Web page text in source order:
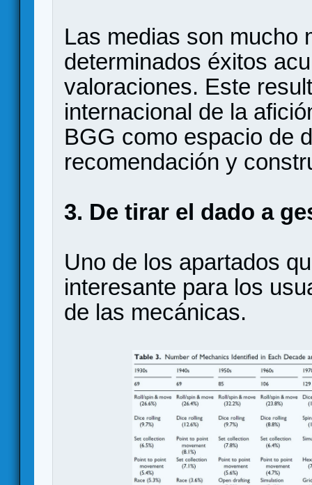
Las medias son mucho
determinados éxitos
valoraciones. Este
internacional de la
BGG como espacio de
recomendación y
3. De tirar el dado a
Uno de los apartados
interesante para los
de las mecánicas.